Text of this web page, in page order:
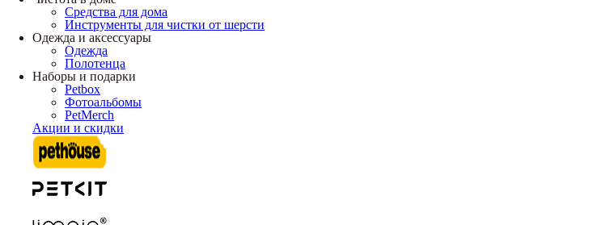
Средства для дома
Инструменты для чистки от шерсти
Одежда и аксессуары
Одежда
Полотенца
Наборы и подарки
Petbox
Фотоальбомы
PetMerch
Акции и скидки